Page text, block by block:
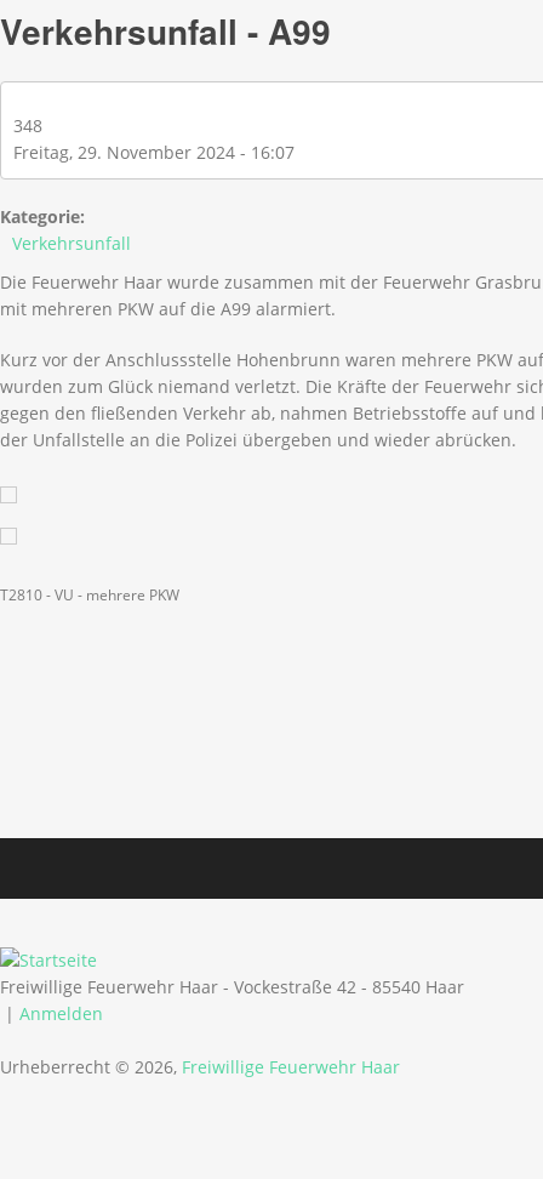
Verkehrsunfall - A99
348
Freitag, 29. November 2024 - 16:07
Kategorie:
Verkehrsunfall
Die Feuerwehr Haar wurde zusammen mit der Feuerwehr
mit mehreren PKW auf die A99 alarmiert.
Kurz vor der Anschlussstelle Hohenbrunn waren mehrere PKW
wurden zum Glück niemand verletzt. Die Kräfte der Feuerwehr
gegen den fließenden Verkehr ab, nahmen Betriebsstoffe auf
der Unfallstelle an die Polizei übergeben und wieder abrücken.
T2810 - VU - mehrere PKW
Freiwillige Feuerwehr Haar - Vockestraße 42 - 85540 Haar
| Anmelden
Urheberrecht © 2026, Freiwillige Feuerwehr Haar